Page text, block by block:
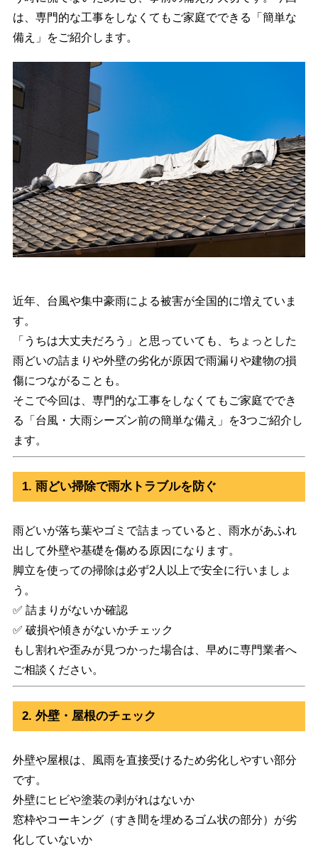
は、専門的な工事をしなくてもご家庭でできる「簡単な
備え」をご紹介します。
近年、台風や集中豪雨による被害が全国的に増えていま
す。
「うちは大丈夫だろう」と思っていても、ちょっとした
雨どいの詰まりや外壁の劣化が原因で雨漏りや建物の損
傷につながることも。
そこで今回は、専門的な工事をしなくてもご家庭ででき
る「台風・大雨シーズン前の簡単な備え」を3つご紹介し
ます。
1. 雨どい掃除で雨水トラブルを防ぐ
雨どいが落ち葉やゴミで詰まっていると、雨水があふれ
出して外壁や基礎を傷める原因になります。
脚立を使っての掃除は必ず2人以上で安全に行いましょ
う。
✅ 詰まりがないか確認
✅ 破損や傾きがないかチェック
もし割れや歪みが見つかった場合は、早めに専門業者へ
ご相談ください。
2. 外壁・屋根のチェック
外壁や屋根は、風雨を直接受けるため劣化しやすい部分
です。
外壁にヒビや塗装の剥がれはないか
窓枠やコーキング（すき間を埋めるゴム状の部分）が劣
化していないか